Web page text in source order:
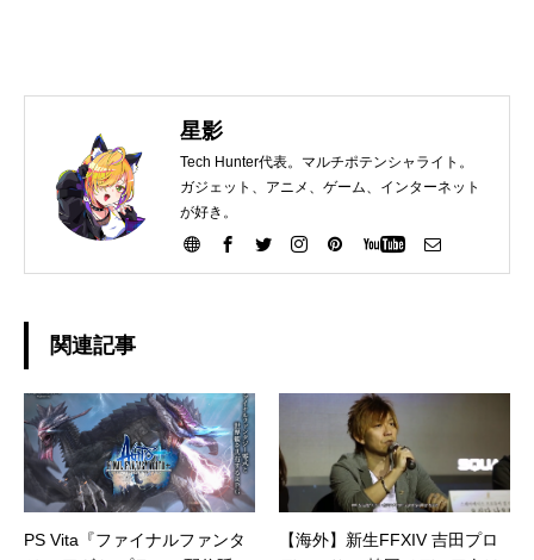
星影
Tech Hunter代表。マルチポテンシャライト。
ガジェット、アニメ、ゲーム、インターネット
が好き。
関連記事
PS Vita『ファイナルファンタ
【海外】新生FFXIV 吉田プロ